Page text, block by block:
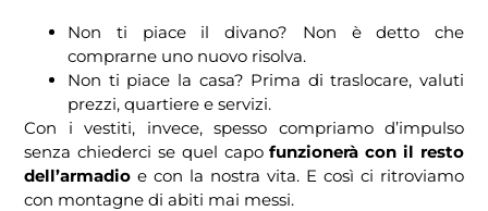
Non ti piace il divano? Non è detto che
comprarne uno nuovo risolva.
Non ti piace la casa? Prima di traslocare, valuti
prezzi, quartiere e servizi.
Con i vestiti, invece, spesso compriamo d’impulso
senza chiederci se quel capofunzionerà con il resto
dell’armadio e con la nostra vita. E così ci ritroviamo
con montagne di abiti mai messi.